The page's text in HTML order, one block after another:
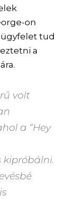
on
tud
a
volt
a “Hey
kipróbálni.